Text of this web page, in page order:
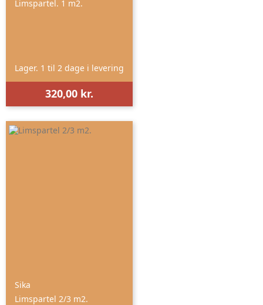
Limspartel. 1 m2.
Lager. 1 til 2 dage i levering
320,00 kr.
Sika
Limspartel 2/3 m2.